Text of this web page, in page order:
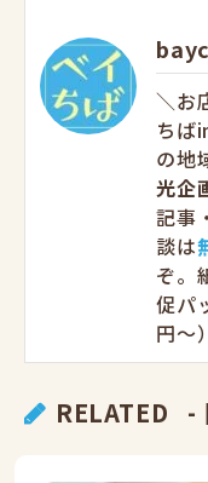
＼お
ちば
の地
光企
記事
談は
ぞ。
促パ
円〜
RELATED -